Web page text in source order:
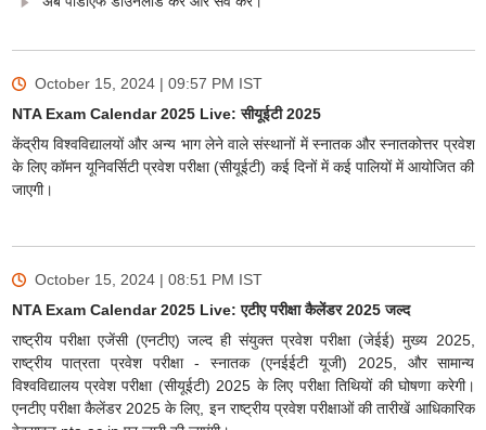
October 15, 2024 | 09:57 PM IST
NTA Exam Calendar 2025 Live: सीयूईटी 2025
केंद्रीय विश्वविद्यालयों और अन्य भाग लेने वाले संस्थानों में स्नातक और स्नातकोत्तर प्रवेश
के लिए कॉमन यूनिवर्सिटी प्रवेश परीक्षा (सीयूईटी) कई दिनों में कई पालियों में आयोजित की
जाएगी।
October 15, 2024 | 08:51 PM IST
NTA Exam Calendar 2025 Live: एटीए परीक्षा कैलेंडर 2025 जल्द
राष्ट्रीय परीक्षा एजेंसी (एनटीए) जल्द ही संयुक्त प्रवेश परीक्षा (जेईई) मुख्य 2025,
राष्ट्रीय पात्रता प्रवेश परीक्षा - स्नातक (एनईईटी यूजी) 2025, और सामान्य
विश्वविद्यालय प्रवेश परीक्षा (सीयूईटी) 2025 के लिए परीक्षा तिथियों की घोषणा करेगी।
एनटीए परीक्षा कैलेंडर 2025 के लिए, इन राष्ट्रीय प्रवेश परीक्षाओं की तारीखें आधिकारिक